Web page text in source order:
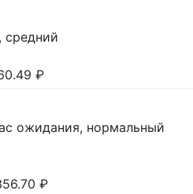
средний
₽
ожидания, нормальный
₽